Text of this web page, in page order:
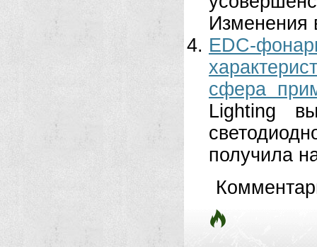
Изменения
EDC-
сфера
Lighting
получила